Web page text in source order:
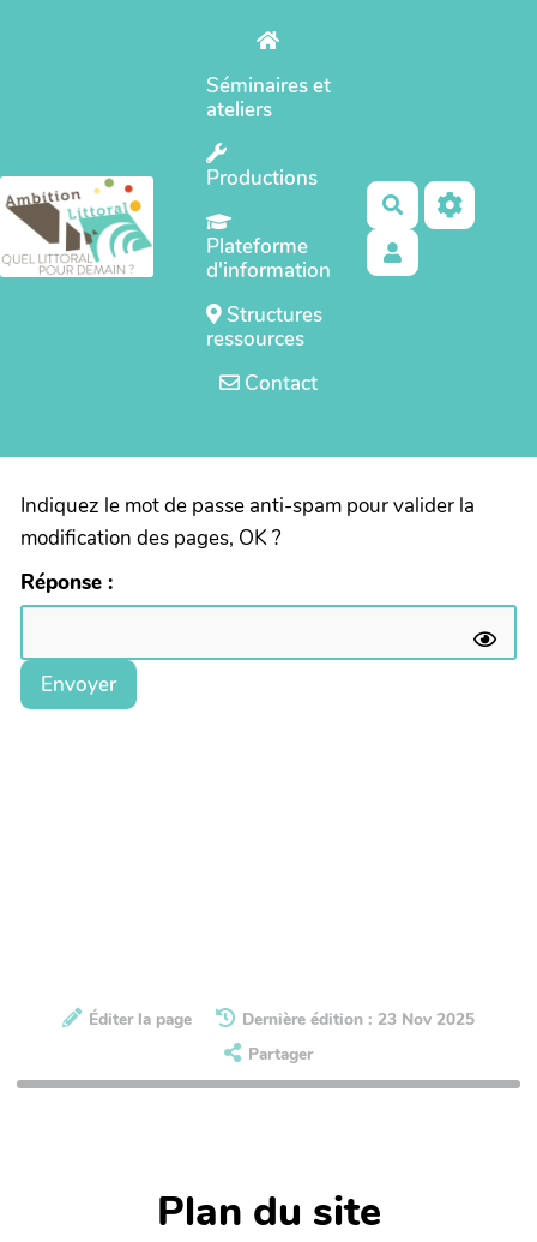
Séminaires et
ateliers
Productions
Plateforme
d'information
Structures
ressources
Contact
Rechercher
Indiquez le mot de passe anti-spam pour valider la
modification des pages, OK ?
Réponse :
Envoyer
Éditer la page
Dernière édition : 23 Nov 2025
Partager
Plan du site